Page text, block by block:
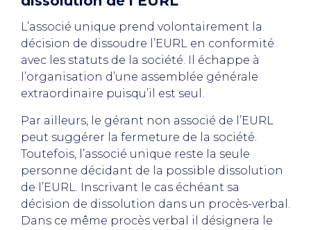
L’associé unique prend volontairement la
décision de dissoudre l’EURL en conformité
avec les statuts de la société. Il échappe à
l’organisation d’une assemblée générale
extraordinaire puisqu’il est seul.
Par ailleurs, le gérant non associé de l’EURL
peut suggérer la fermeture de la société.
Toutefois, l’associé unique reste la seule
personne décidant de la possible dissolution
de l’EURL. Inscrivant le cas échéant sa
décision de dissolution dans un procès-verbal.
Dans ce même procès verbal il désignera le